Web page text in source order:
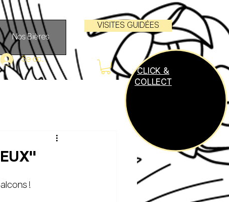
Nos Bières
Se connecter
VISITES GUIDÉES
CLICK &
COLLECT
!